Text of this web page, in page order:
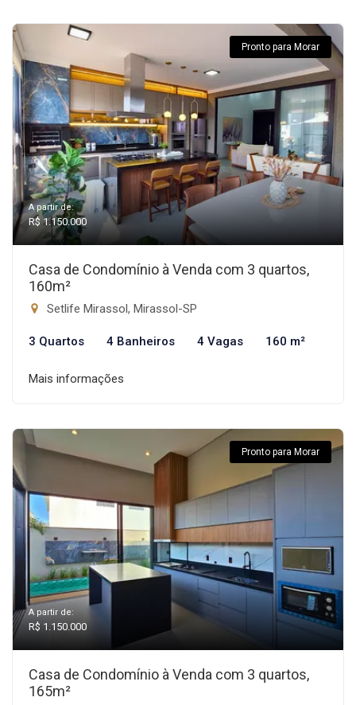
Pronto para Morar
A partir de:
R$ 1.150.000
Casa de Condomínio à Venda com 3 quartos,
160m²
Setlife Mirassol, Mirassol-SP
3 Quartos 4 Banheiros 4 Vagas 160 m²
Mais informações
Pronto para Morar
A partir de:
R$ 1.150.000
Casa de Condomínio à Venda com 3 quartos,
165m²